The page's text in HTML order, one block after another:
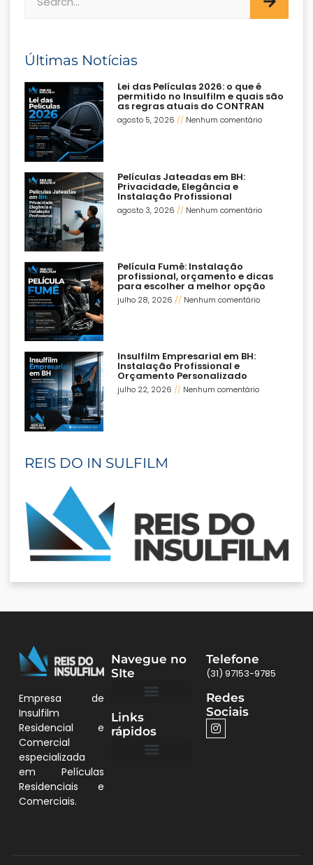
Últimas Notícias
Lei das Películas 2026: o que é
permitido no Insulfilm e quais são
as regras atuais do CONTRAN
agosto 5, 2026 Nenhum comentário
Películas Jateadas em BH:
Privacidade, Elegância e
Instalação Profissional
agosto 3, 2026 Nenhum comentário
Película Fumê: Instalação
profissional, orçamento e dicas
para escolher a melhor opção
julho 28, 2026 Nenhum comentário
Insulfilm Empresarial em BH:
Instalação Profissional e
Orçamento Personalizado
julho 22, 2026 Nenhum comentário
REIS DO IN SULFILM
Empresa de
Insulfilm
Residencial e
Comercial
especializada
em Películas
Residenciais e
Comerciais.
Navegue no
SIte
Links
rápidos
Telefone
(31) 97153-9785
Redes
Sociais